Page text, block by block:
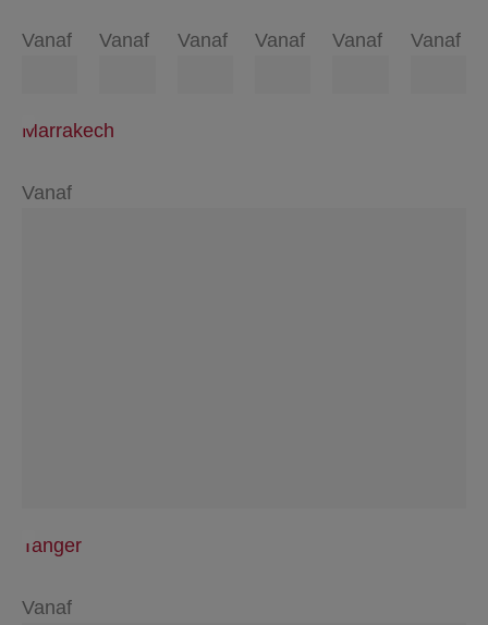
Vanaf Vanaf Vanaf Vanaf Vanaf Vanaf
Marrakech
Vanaf
Tanger
Vanaf